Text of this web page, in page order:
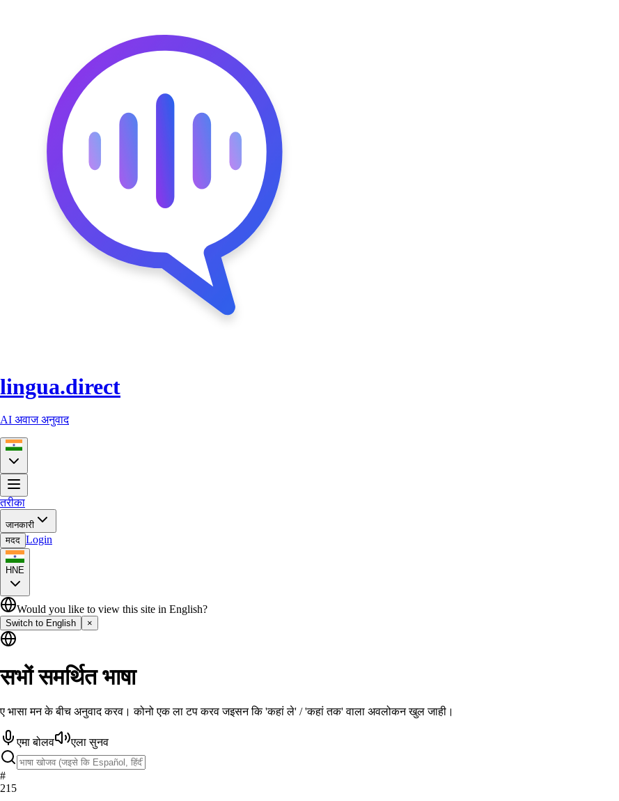
lingua.direct
AI अवाज अनुवाद
तरीका
जानकारी
मदद Login
HNE
Would you like to view this site in English?
Switch to English ×
सभों समर्थित भाषा
ए भासा मन के बीच अनुवाद करव। कोनो एक ला टप करव जइसन कि 'कहां ले' / 'कहां तक' वाला अवलोकन खुल जाही।
एमा बोलव एला सुनव
#
215